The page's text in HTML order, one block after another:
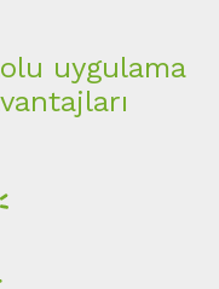
uygulama